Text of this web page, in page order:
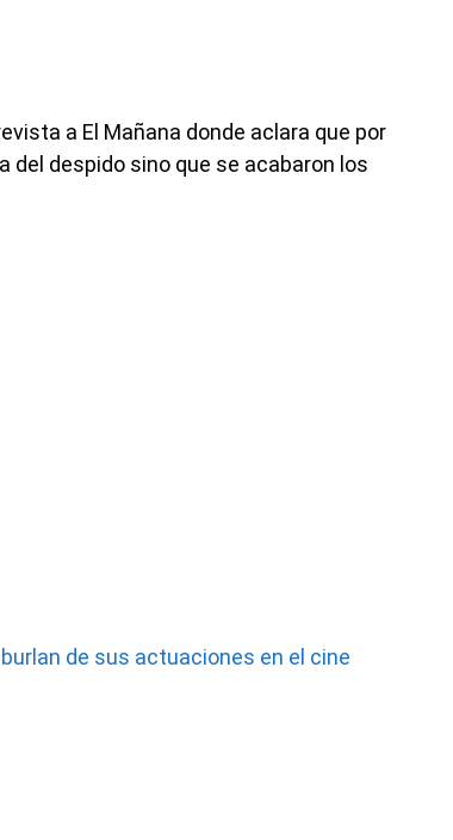
a El Mañana donde aclara que por
del despido sino que se acabaron los
de sus actuaciones en el cine